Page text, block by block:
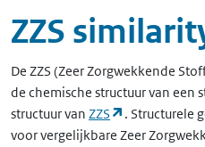
ZZS
De ZZS (Zeer Zorgwekkende
de chemische structuur van een
structuur van ZZS (opent in
. Structurele
voor vergelijkbare Zeer